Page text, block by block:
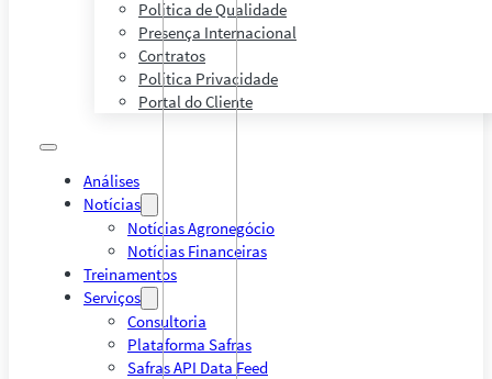
Política de Qualidade
Presença Internacional
Contratos
Política Privacidade
Portal do Cliente
Análises
Notícias
Notícias Agronegócio
Notícias Financeiras
Treinamentos
Serviços
Consultoria
Plataforma Safras
Safras API Data Feed